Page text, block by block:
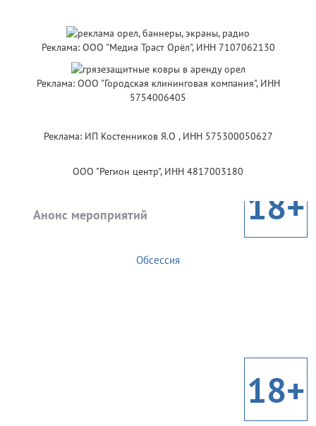
Реклама: ООО "Медиа Траст Орёл", ИНН 7107062130
Реклама: ООО "Городская клининговая компания", ИНН
5754006405
Реклама: ИП Костенников Я.О , ИНН 575300050627
ООО "Регион центр", ИНН 4817003180
Анонс мероприятий 18+
Обсессия
18+